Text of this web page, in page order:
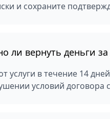
и сохраните
ли вернуть деньги
услуги в течение 14
условий договора